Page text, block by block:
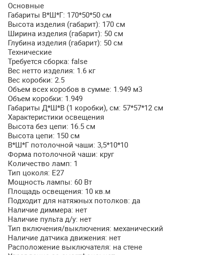
Основные
Габариты В*Ш*Г: 170*50*50 см
Высота изделия (габарит): 170 см
Ширина изделия (габарит): 50 см
Глубина изделия (габарит): 50 см
Технические
Требуется сборка: false
Вес нетто изделия: 1.6 кг
Вес коробки: 2.5
Объем всех коробов в сумме: 1.949 м3
Объем коробки: 1.949
Габариты Д*Ш*В (1 коробки), см: 57*57*12 см
Характеристики освещения
Высота без цепи: 16.5 см
Высота цепи: 150 см
В*Ш*Г потолочной чаши: 3,5*10*10
Форма потолочной чаши: круг
Количество ламп: 1
Тип цоколя: Е27
Мощность лампы: 60 Вт
Площадь освещения: 10 кв.м
Подходит для натяжных потолков: да
Наличие диммера: нет
Наличие пульта д/у: нет
Тип включения/выключения: механический
Наличие датчика движения: нет
Расположение выключателя: на стене